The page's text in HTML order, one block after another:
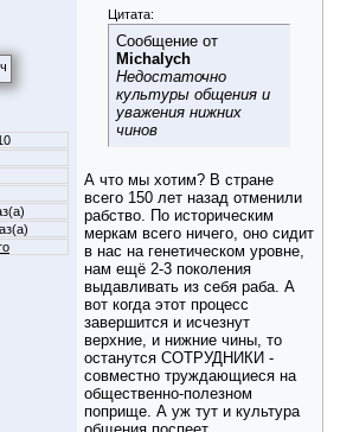
Цитата:
Сообщение от
Michalych
Недостаточно
культуры общения и
уважения нижних
чинов
А что мы хотим? В стране
всего 150 лет назад отменили
рабство. По историческим
меркам всего ничего, оно сидит
в нас на генетическом уровне,
нам ещё 2-3 поколения
выдавливать из себя раба. А
вот когда этот процесс
завершится и исчезнут
верхние, и нижние чины, то
останутся СОТРУДНИКИ -
совместно труждающиеся на
общественно-полезном
поприще. А уж тут и культура